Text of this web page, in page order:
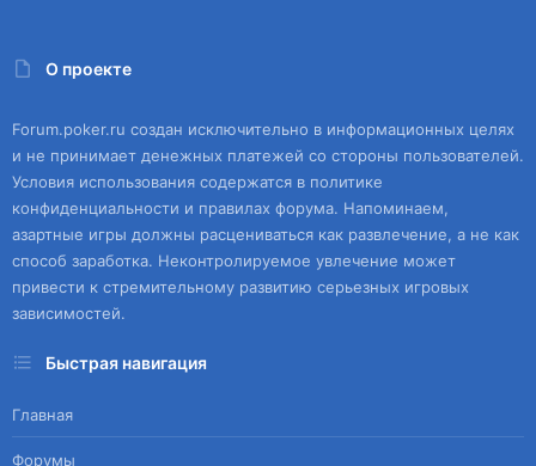
О проекте
Forum.poker.ru создан исключительно в информационных целях
и не принимает денежных платежей со стороны пользователей.
Условия использования содержатся в политике
конфиденциальности и правилах форума. Напоминаем,
азартные игры должны расцениваться как развлечение, а не как
способ заработка. Неконтролируемое увлечение может
привести к стремительному развитию серьезных игровых
зависимостей.
Быстрая навигация
Главная
Форумы